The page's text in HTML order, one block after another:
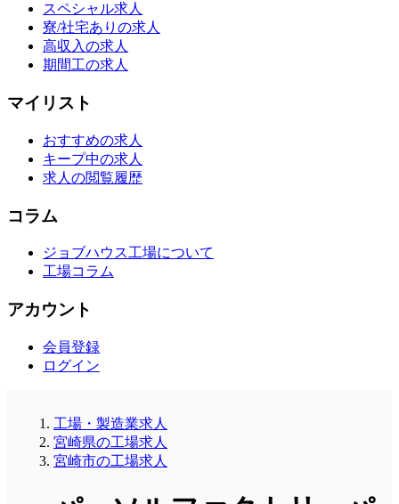
スペシャル求人
寮/社宅ありの求人
高収入の求人
期間工の求人
マイリスト
おすすめの求人
キープ中の求人
求人の閲覧履歴
コラム
ジョブハウス工場について
工場コラム
アカウント
会員登録
ログイン
工場・製造業求人
宮崎県の工場求人
宮崎市の工場求人